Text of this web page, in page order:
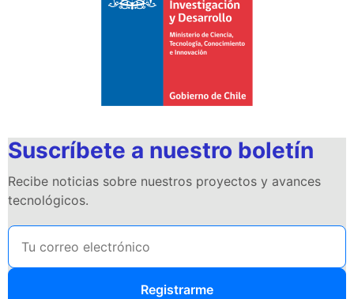
Suscríbete a nuestro boletín
Recibe noticias sobre nuestros proyectos y avances
tecnológicos.
Registrarme